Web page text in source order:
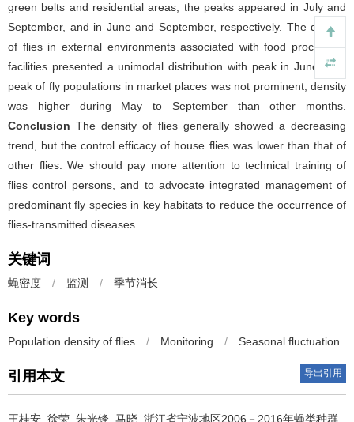
green belts and residential areas, the peaks appeared in July and
September, and in June and September, respectively. The density
of flies in external environments associated with food processing
facilities presented a unimodal distribution with peak in June. The
peak of fly populations in market places was not prominent, density
was higher during May to September than other months.
Conclusion The density of flies generally showed a decreasing
trend, but the control efficacy of house flies was lower than that of
other flies. We should pay more attention to technical training of
flies control persons, and to advocate integrated management of
predominant fly species in key habitats to reduce the occurrence of
flies-transmitted diseases.
关键词
蝇密度 / 监测 / 季节消长
Key words
Population density of flies / Monitoring / Seasonal fluctuation
引用本文 导出引用
王桂安, 徐荣, 朱光锋, 马晓. 浙江省宁波地区2006－2016年蝇类种群